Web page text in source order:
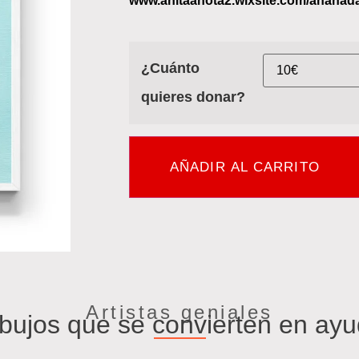
¿Cuánto
quieres donar?
AÑADIR AL CARRITO
Artistas geniales
que se convierten en